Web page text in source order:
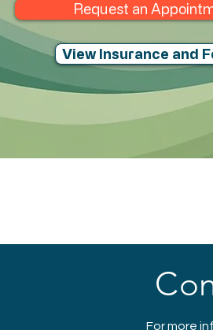
Request an
View Insurance and
For more